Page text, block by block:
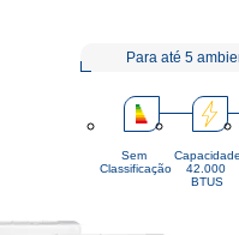
Para até 5
Sem
Classificação
Capacidade
42.000
BTUS